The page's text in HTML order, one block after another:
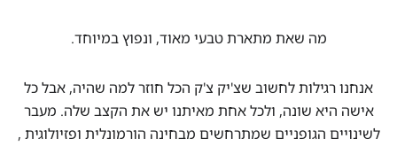
מה שאת מתארת טבעי מאוד, ונפוץ במיוחד.
אנחנו רגילות לחשוב שצ'יק צ'ק הכל חוזר למה שהיה, אבל כל
אישה היא שונה, ולכל אחת מאיתנו יש את הקצב שלה. מעבר
לשינויים הגופניים שמתרחשים מבחינה הורמונלית ופזיולוגית ,